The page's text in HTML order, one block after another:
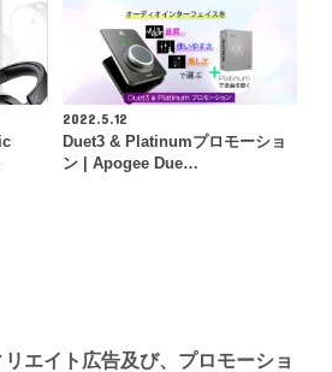
2022.5.12
Duet3 & Platinumプロモーショ
ン | Apogee Due…
エイト広告及び、プロモーショ